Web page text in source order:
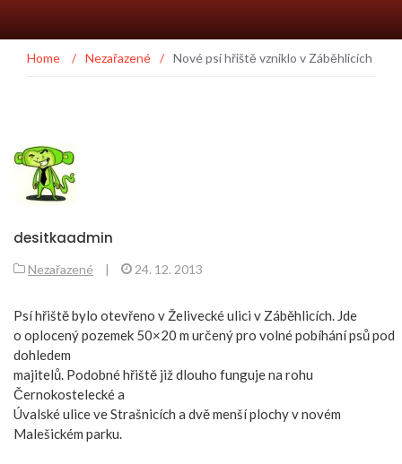
Home / Nezařazené / Nové psí hřiště vzniklo v Záběhlicích
desitkaadmin
Nezařazené | 24. 12. 2013
Psí hřiště bylo otevřeno v Želivecké ulici v Záběhlicích. Jde
o oplocený pozemek 50×20 m určený pro volné pobíhání psů pod
dohledem
majitelů. Podobné hřiště již dlouho funguje na rohu
Černokostelecké a
Úvalské ulice ve Strašnicích a dvě menší plochy v novém
Malešickém parku.